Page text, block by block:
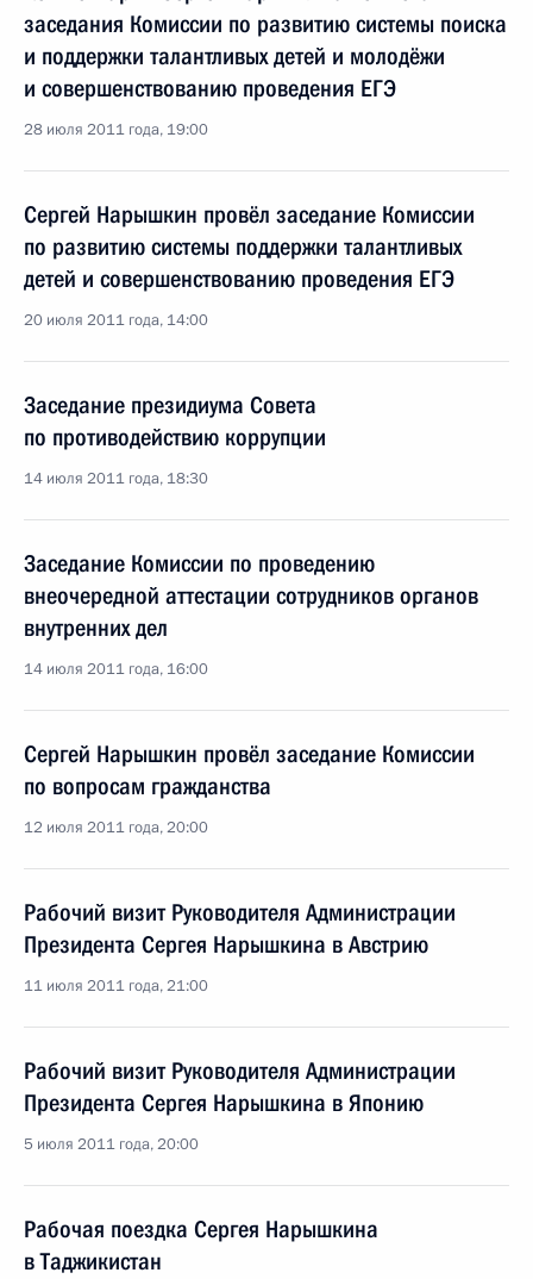
заседания Комиссии по развитию системы поиска
и поддержки талантливых детей и молодёжи
и совершенствованию проведения ЕГЭ
28 июля 2011 года, 19:00
Сергей Нарышкин провёл заседание Комиссии
по развитию системы поддержки талантливых
детей и совершенствованию проведения ЕГЭ
20 июля 2011 года, 14:00
Заседание президиума Совета
по противодействию коррупции
14 июля 2011 года, 18:30
Заседание Комиссии по проведению
внеочередной аттестации сотрудников органов
внутренних дел
14 июля 2011 года, 16:00
Сергей Нарышкин провёл заседание Комиссии
по вопросам гражданства
12 июля 2011 года, 20:00
Рабочий визит Руководителя Администрации
Президента Сергея Нарышкина в Австрию
11 июля 2011 года, 21:00
Рабочий визит Руководителя Администрации
Президента Сергея Нарышкина в Японию
5 июля 2011 года, 20:00
Рабочая поездка Сергея Нарышкина
в Таджикистан